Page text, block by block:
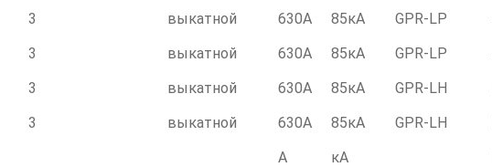
3 выкатной 630А 85кА GPR-LР
3 выкатной 630А 85кА GPR-LР
3 выкатной 630А 85кА GPR-LH
3 выкатной 630А 85кА GPR-LH
А кА